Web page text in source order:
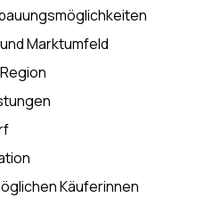
Marktumfeld
Käuferinnen